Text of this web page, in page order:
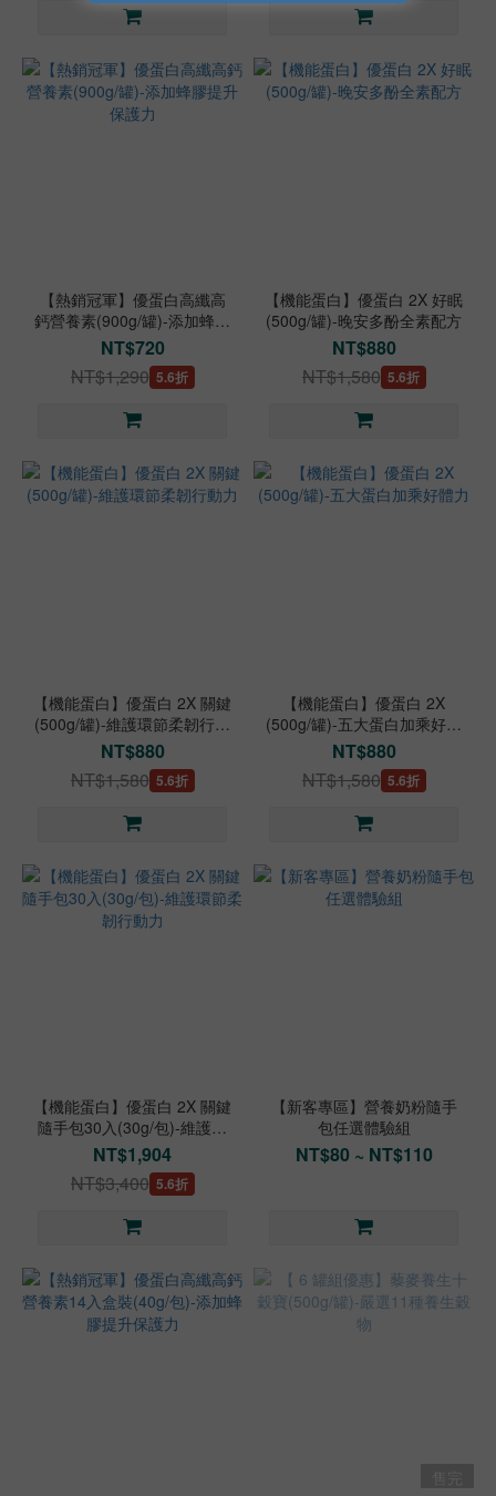
【熱銷冠軍】優蛋白高纖高
鈣營養素(900g/罐)-添加蜂膠
提升保護力
NT$720
NT$1,290 5.6折
【機能蛋白】優蛋白 2X 好眠
(500g/罐)-晚安多酚全素配方
NT$880
NT$1,580 5.6折
【機能蛋白】優蛋白 2X 關鍵
(500g/罐)-維護環節柔韌行動
力
NT$880
NT$1,580 5.6折
【機能蛋白】優蛋白 2X
(500g/罐)-五大蛋白加乘好體
力
NT$880
NT$1,580 5.6折
【機能蛋白】優蛋白 2X 關鍵
隨手包30入(30g/包)-維護環
節柔韌行動力
NT$1,904
NT$3,400 5.6折
【新客專區】營養奶粉隨手
包任選體驗組
NT$80 ~ NT$110